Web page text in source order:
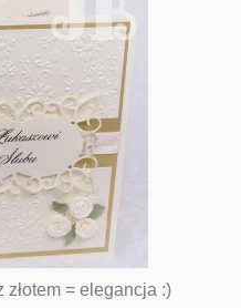
złotem = elegancja :)